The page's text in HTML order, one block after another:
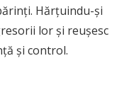
Hărțuindu-și
lor și reușesc
și control.